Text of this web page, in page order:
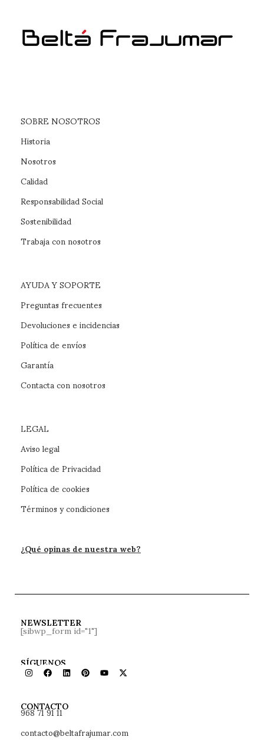
SOBRE NOSOTROS
Historia
Nosotros
Calidad
Responsabilidad Social
Sostenibilidad
Trabaja con nosotros
AYUDA Y SOPORTE
Preguntas frecuentes
Devoluciones e incidencias
Política de envíos
Garantía
Contacta con nosotros
LEGAL
Aviso legal
Política de Privacidad
Política de cookies
Términos y condiciones
¿Qué opinas de nuestra web?
NEWSLETTER
[sibwp_form id="1"]
SÍGUENOS
CONTACTO
968 71 91 11
contacto@beltafrajumar.com